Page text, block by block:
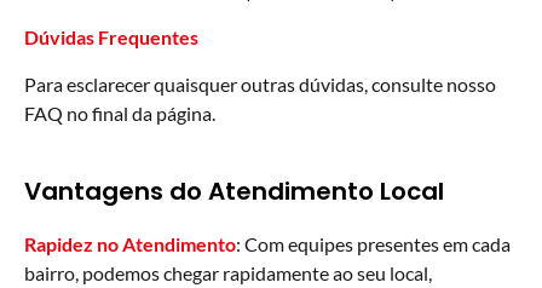
Dúvidas Frequentes
Para esclarecer quaisquer outras dúvidas, consulte nosso
FAQ no final da página.
Vantagens do Atendimento Local
Rapidez no Atendimento: Com equipes presentes em cada
bairro, podemos chegar rapidamente ao seu local,